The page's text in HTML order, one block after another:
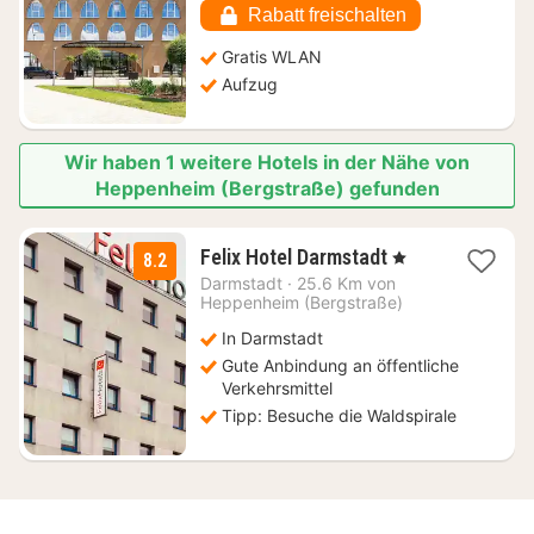
€
Rabatt freischalten
Gratis WLAN
Aufzug
Wir haben 1 weitere Hotels in der Nähe von
Heppenheim (Bergstraße) gefunden
8.2 Felix Hotel Darmstadt1
Nacht
ab
, 1 Sterne
Darmstadt · 25.6 Km von
Heppenheim (Bergstraße)
In Darmstadt
Gute Anbindung an öffentliche
Verkehrsmittel
Tipp: Besuche die Waldspirale